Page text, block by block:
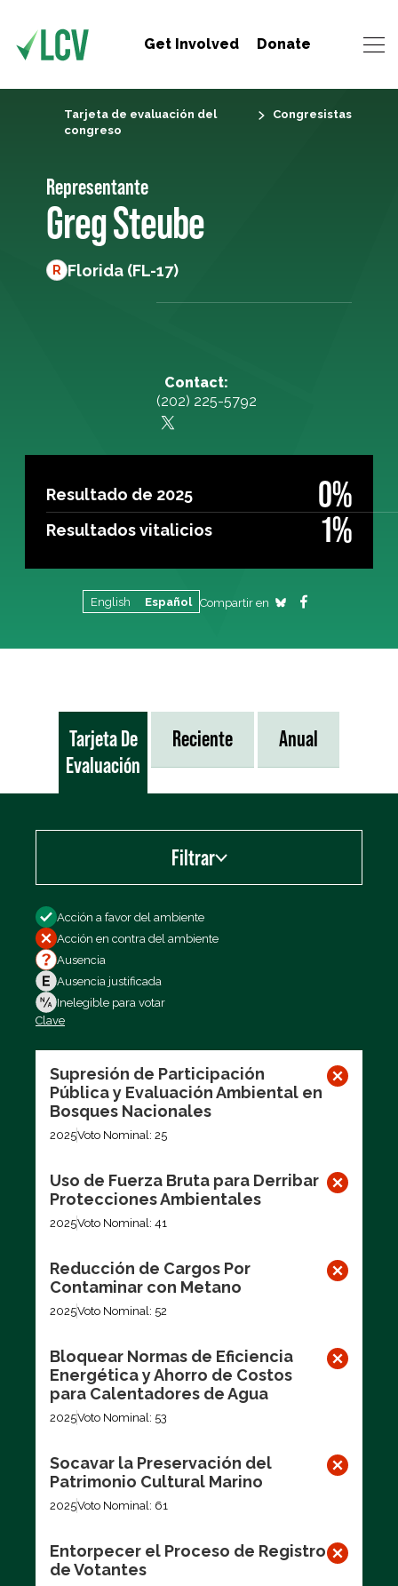
Get Involved Donate
Tarjeta de evaluación del
congreso
Congresistas
Representante
Greg Steube
R Florida (FL-17)
Contact:
(202) 225-5792
Resultado de 2025 0%
Resultados vitalicios 1%
English Español Compartir en
Tarjeta De
Evaluación
Reciente Anual
Filtrar
Filtrar por
Acción a favor del ambiente
Acción en contra del ambiente
Ausencia
Ausencia justificada
Inelegible para votar
Clave
Supresión de Participación
Pública y Evaluación Ambiental en
Bosques Nacionales
2025Voto Nominal: 25
Uso de Fuerza Bruta para Derribar
Protecciones Ambientales
2025Voto Nominal: 41
Reducción de Cargos Por
Contaminar con Metano
2025Voto Nominal: 52
Bloquear Normas de Eficiencia
Energética y Ahorro de Costos
para Calentadores de Agua
2025Voto Nominal: 53
Socavar la Preservación del
Patrimonio Cultural Marino
2025Voto Nominal: 61
Entorpecer el Proceso de Registro
de Votantes